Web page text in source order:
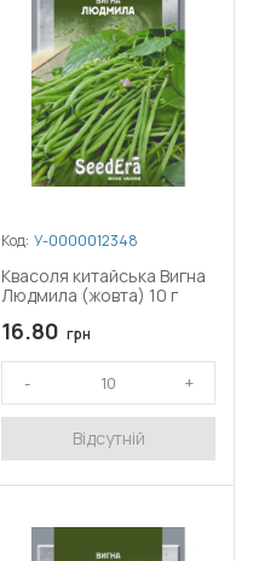
Код: У-0000012348
Квасоля китайська Вигна
Людмила (жовта) 10 г
16.80 грн
Відсутній